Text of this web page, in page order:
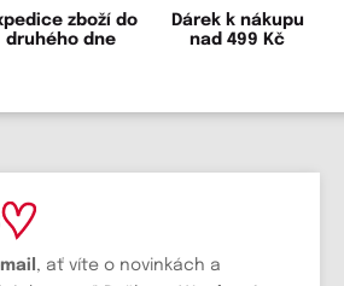
zboží do
druhého dne
Dárek k nákupu
nad 499 Kč
, ať víte o novinkách a